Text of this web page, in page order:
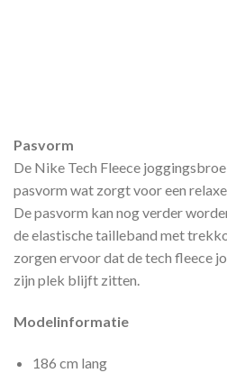
Pasvorm
De Nike Tech Fleece
pasvorm wat zorgt voor een
De pasvorm kan nog verder
de elastische tailleband met
zorgen ervoor dat de tech fleece
zijn plek blijft zitten.
Modelinformatie
186 cm lang